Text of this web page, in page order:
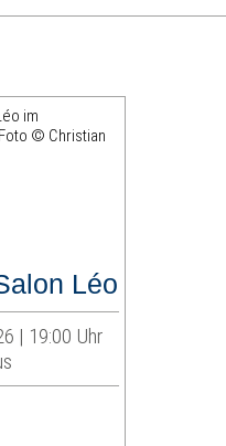
Léo
| 19:00 Uhr